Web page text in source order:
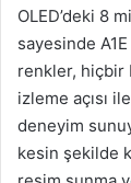
OLED’deki 8
sayesinde
renkler, hiçbir
izleme açısı
deneyim
kesin şekilde